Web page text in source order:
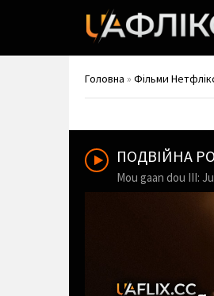
Головна » Фільми
ПОДВІЙНА
Mou gaan dou III: